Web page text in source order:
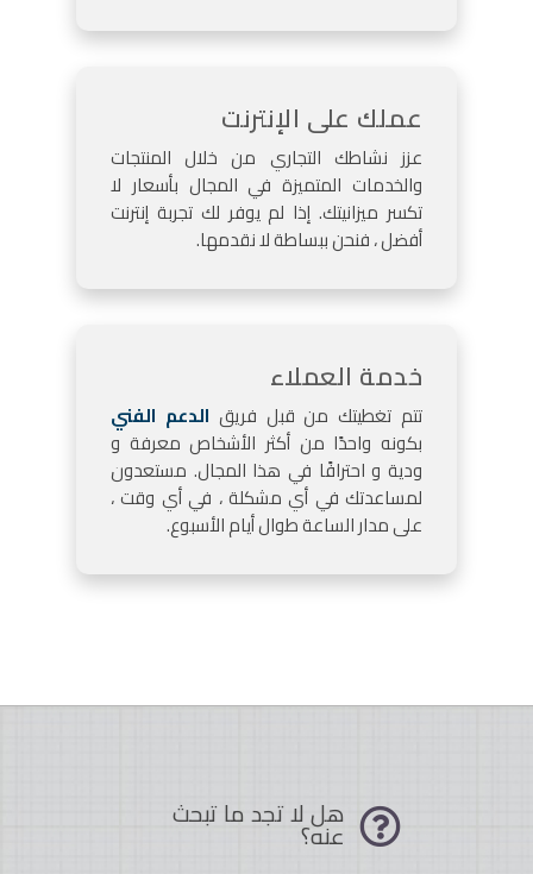
عملك على الإنترنت
عزز نشاطك التجاري من خلال المنتجات
والخدمات المتميزة في المجال بأسعار لا
تكسر ميزانيتك. إذا لم يوفر لك تجربة إنترنت
أفضل ، فنحن ببساطة لا نقدمها.
خدمة العملاء
تتم تغطيتك من قبل فريق الدعم الفني
بكونه واحدًا من أكثر الأشخاص معرفة و
ودية و احترافًا في هذا المجال. مستعدون
لمساعدتك في أي مشكلة ، في أي وقت ،
على مدار الساعة طوال أيام الأسبوع.
هل لا تجد ما تبحث
عنه؟